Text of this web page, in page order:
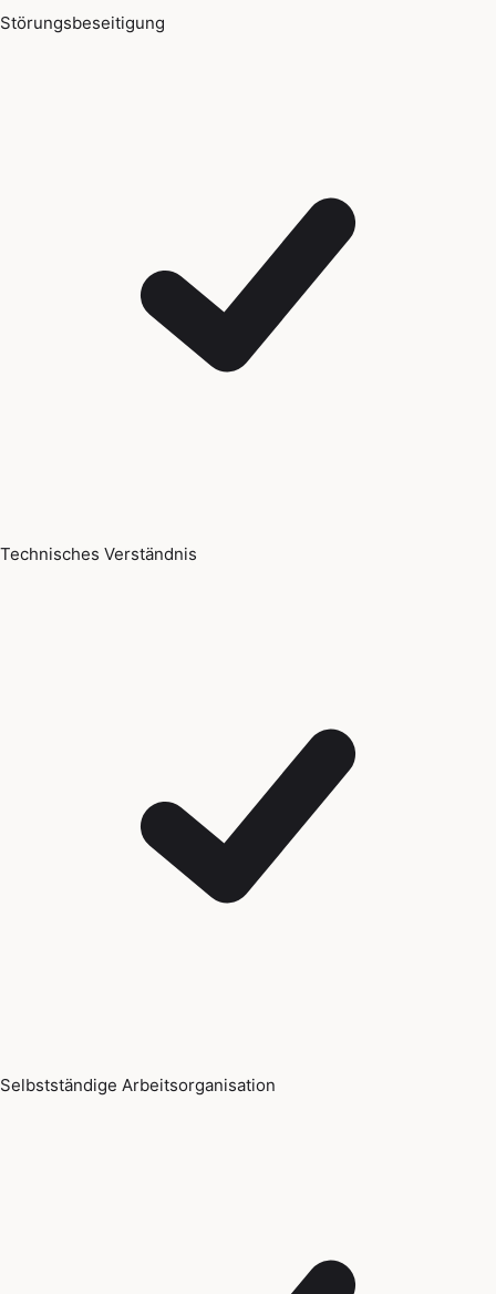
Störungsbeseitigung
Technisches Verständnis
Selbstständige Arbeitsorganisation